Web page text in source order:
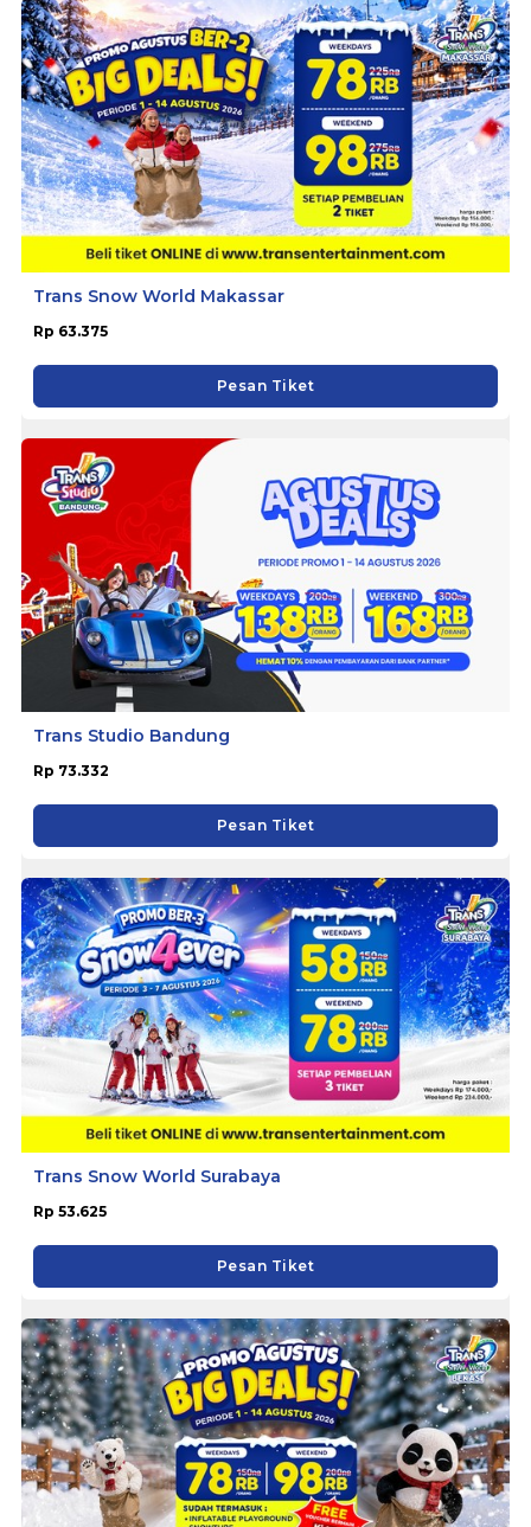
Trans Snow World Makassar
Rp 63.375
Pesan Tiket
Trans Studio Bandung
Rp 73.332
Pesan Tiket
Trans Snow World Surabaya
Rp 53.625
Pesan Tiket